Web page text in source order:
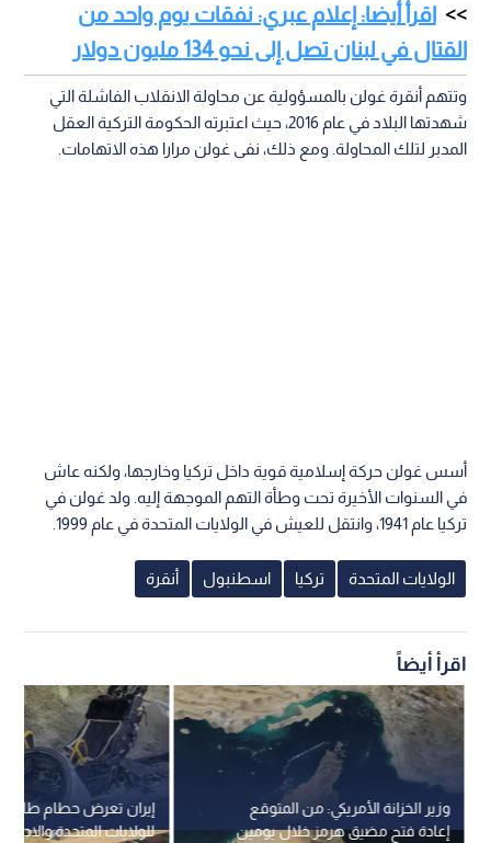
اقرأ أيضا: إعلام عبري: نفقات يوم واحد من
القتال في لبنان تصل إلى نحو 134 مليون دولار
وتتهم أنقرة غولن بالمسؤولية عن محاولة الانقلاب الفاشلة التي
شهدتها البلاد في عام 2016، حيث اعتبرته الحكومة التركية العقل
المدبر لتلك المحاولة. ومع ذلك، نفى غولن مرارا هذه الاتهامات.
أسس غولن حركة إسلامية قوية داخل تركيا وخارجها، ولكنه عاش
في السنوات الأخيرة تحت وطأة التهم الموجهة إليه. ولد غولن في
تركيا عام 1941، وانتقل للعيش في الولايات المتحدة في عام 1999.
الولايات المتحدة تركيا اسطنبول أنقرة
اقرأ أيضاً
إيران تعرض حطام
للولايات المتحدة
وزير الخزانة الأمريكي: من المتوقع
إعادة فتح مضيق هرمز خلال يومين